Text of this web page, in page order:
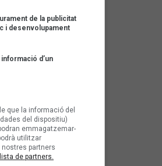
de la publicitat
i desenvolupament
d’un
que la informació del
del dispositiu)
emmagatzemar-
utilitzar
partners
de partners.